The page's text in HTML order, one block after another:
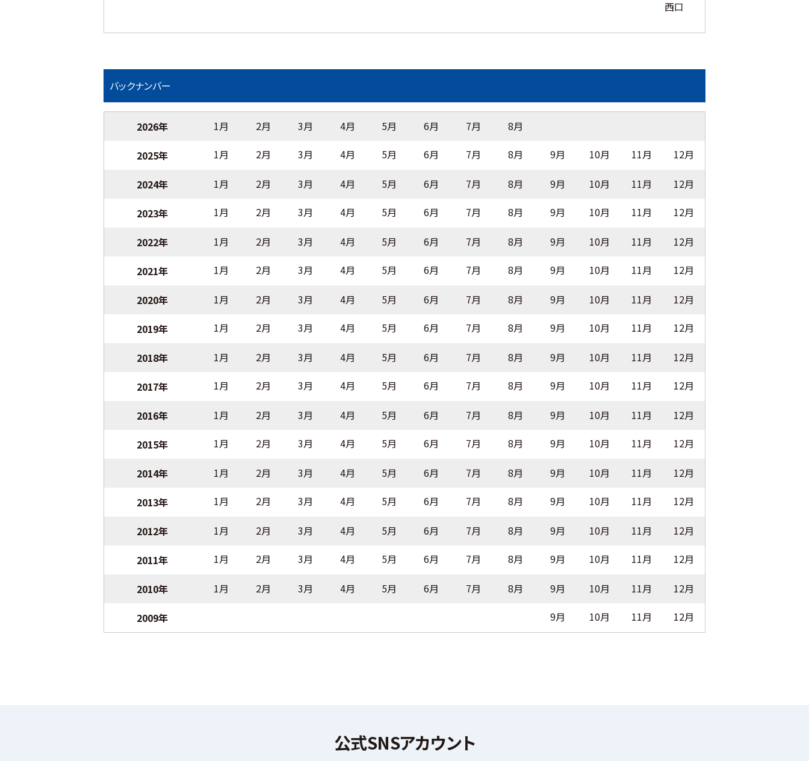
西口
バックナンバー
2026年 1月 2月 3月 4月 5月 6月 7月 8月
2025年 1月 2月 3月 4月 5月 6月 7月 8月 9月 10月 11月 12月
2024年 1月 2月 3月 4月 5月 6月 7月 8月 9月 10月 11月 12月
2023年 1月 2月 3月 4月 5月 6月 7月 8月 9月 10月 11月 12月
2022年 1月 2月 3月 4月 5月 6月 7月 8月 9月 10月 11月 12月
2021年 1月 2月 3月 4月 5月 6月 7月 8月 9月 10月 11月 12月
2020年 1月 2月 3月 4月 5月 6月 7月 8月 9月 10月 11月 12月
2019年 1月 2月 3月 4月 5月 6月 7月 8月 9月 10月 11月 12月
2018年 1月 2月 3月 4月 5月 6月 7月 8月 9月 10月 11月 12月
2017年 1月 2月 3月 4月 5月 6月 7月 8月 9月 10月 11月 12月
2016年 1月 2月 3月 4月 5月 6月 7月 8月 9月 10月 11月 12月
2015年 1月 2月 3月 4月 5月 6月 7月 8月 9月 10月 11月 12月
2014年 1月 2月 3月 4月 5月 6月 7月 8月 9月 10月 11月 12月
2013年 1月 2月 3月 4月 5月 6月 7月 8月 9月 10月 11月 12月
2012年 1月 2月 3月 4月 5月 6月 7月 8月 9月 10月 11月 12月
2011年 1月 2月 3月 4月 5月 6月 7月 8月 9月 10月 11月 12月
2010年 1月 2月 3月 4月 5月 6月 7月 8月 9月 10月 11月 12月
2009年 9月 10月 11月 12月
公式SNSアカウント